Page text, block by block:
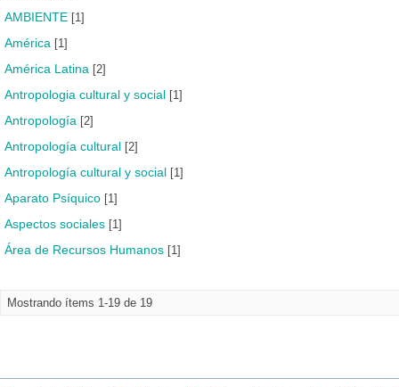
AMBIENTE [1]
América [1]
América Latina [2]
Antropologia cultural y social [1]
Antropología [2]
Antropología cultural [2]
Antropología cultural y social [1]
Aparato Psíquico [1]
Aspectos sociales [1]
Área de Recursos Humanos [1]
Mostrando ítems 1-19 de 19